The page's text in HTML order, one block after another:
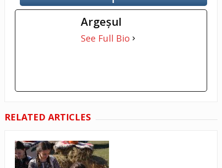
Argeşul
See Full Bio
RELATED ARTICLES